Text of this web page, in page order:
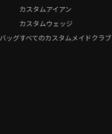
ッグ
カスタムアイアン
カスタムウェッジ
すべてのカスタムメイドクラブ